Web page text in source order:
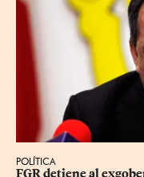
POLÍTICA
FGR detiene al